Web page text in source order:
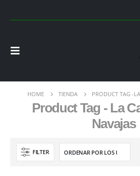
HOME TIENDA PRODUCT TAG -
Product Tag - La
Navajas
FILTER